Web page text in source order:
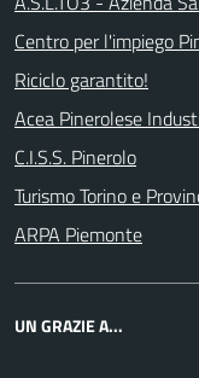
Centro per l'impiego
Riciclo garantito!
Acea Pinerolese
C.I.S.S. Pinerolo
Turismo Torino e
ARPA Piemonte
UN GRAZIE A...